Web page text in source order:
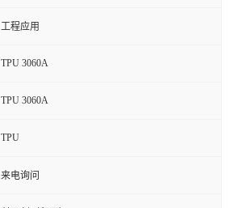
工程应用
TPU 3060A
TPU 3060A
TPU
来电询问